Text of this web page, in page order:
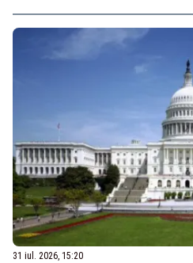
31 iul. 2026, 15:20